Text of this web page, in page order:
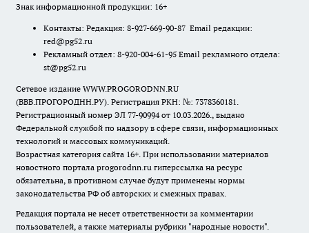
Знак информационной продукции: 16+
Контакты: Редакция: 8-927-669-90-87 Email редакции:
red@pg52.ru
Рекламный отдел: 8-920-004-61-95 Email рекламного отдела:
st@pg52.ru
Сетевое издание WWW.PROGORODNN.RU
(ВВВ.ПРОГОРОДНН.РУ). Регистрация РКН: №: 7378360181.
Регистрационный номер ЭЛ 77-90994 от 10.03.2026., выдано
Федеральной службой по надзору в сфере связи, информационных
технологий и массовых коммуникаций.
Возрастная категория сайта 16+. При использовании материалов
новостного портала progorodnn.ru гиперссылка на ресурс
обязательна, в противном случае будут применены нормы
законодательства РФ об авторских и смежных правах.
Редакция портала не несет ответственности за комментарии
пользователей, а также материалы рубрики "народные новости".